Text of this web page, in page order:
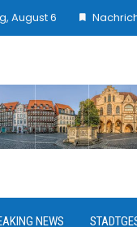
August 6
NEWS